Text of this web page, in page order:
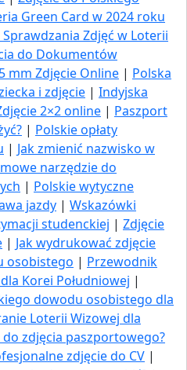
Green Card w 2024 roku
Zdjęć w Loterii
do Dokumentów
mm Zdjęcie Online | Polska
i zdjęcie | Indyjska
2×2 online | Paszport
| Polskie opłaty
| Jak zmienić nazwisko w
narzędzie do
| Polskie wytyczne
jazdy | Wskazówki
studenckiej | Zdjęcie
| Jak wydrukować zdjęcie
osobistego | Przewodnik
Korei Południowej |
dowodu osobistego dla
Loterii Wizowej dla
do zdjęcia paszportowego?
zdjęcie do CV |